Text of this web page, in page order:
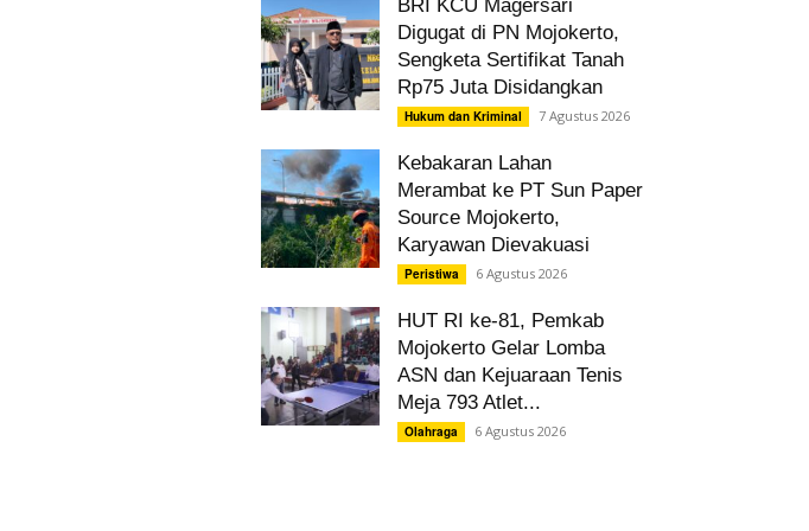
BRI KCU Magersari
Digugat di PN Mojokerto,
Sengketa Sertifikat Tanah
Rp75 Juta Disidangkan
Hukum dan Kriminal 7 Agustus 2026
Kebakaran Lahan
Merambat ke PT Sun Paper
Source Mojokerto,
Karyawan Dievakuasi
Peristiwa 6 Agustus 2026
HUT RI ke-81, Pemkab
Mojokerto Gelar Lomba
ASN dan Kejuaraan Tenis
Meja 793 Atlet...
Olahraga 6 Agustus 2026